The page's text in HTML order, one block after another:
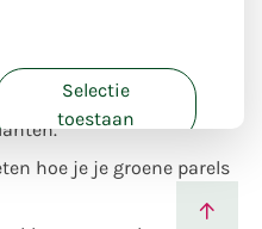
nodig hebben.
van elkaar en zijn er
kunnen worden bij de
hoe je je groene parels
Selectie
toestaan